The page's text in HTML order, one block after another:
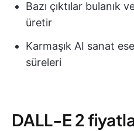
Bazı çıktılar bulanık
üretir
Karmaşık AI sanat
süreleri
DALL-E 2